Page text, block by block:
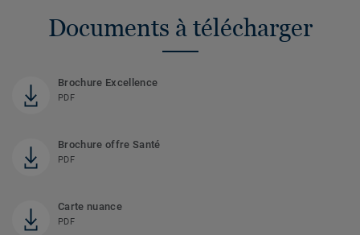
Documents à télécharger
Brochure Excellence
PDF
Brochure offre Santé
PDF
Carte nuance
PDF